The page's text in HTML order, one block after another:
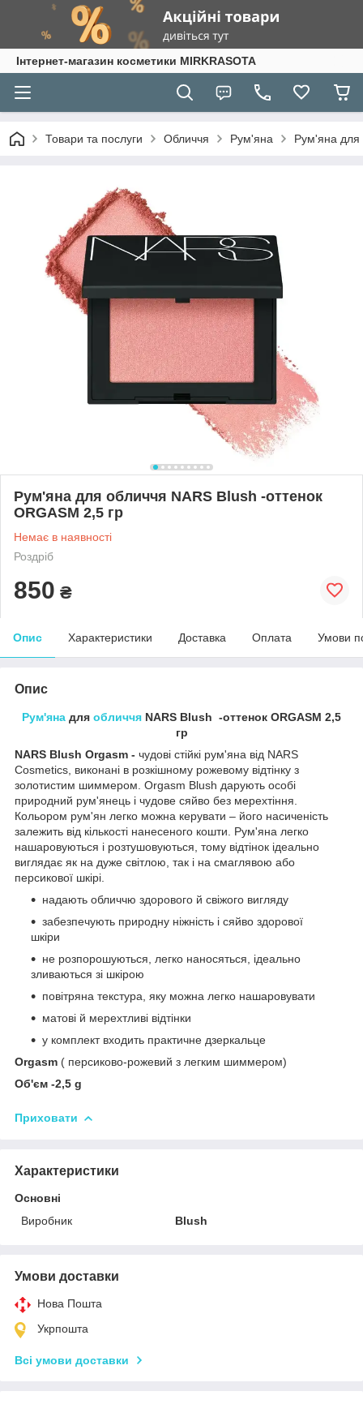
Інтернет-магазин косметики MIRKRASOTA
Товари та послуги Обличчя Рум'яна Рум'яна для
Рум'яна для обличчя NARS Blush -оттенок
ORGASM 2,5 гр
Немає в наявності
Роздріб
850 ₴
Опис Характеристики Доставка Оплата Умови
Опис
Рум'яна для обличчя NARS Blush -оттенок ORGASM 2,5
гр
NARS Blush Orgasm - чудові стійкі рум'яна від NARS
Cosmetics, виконані в розкішному рожевому відтінку з
золотистим шиммером. Orgasm Blush дарують особі
природний рум'янець і чудове сяйво без мерехтіння.
Кольором рум'ян легко можна керувати – його насиченість
залежить від кількості нанесеного кошти. Рум'яна легко
нашаровуються і розтушовуються, тому відтінок ідеально
виглядає як на дуже світлою, так і на смаглявою або
персикової шкірі.
надають обличчю здорового й свіжого вигляду
забезпечують природну ніжність і сяйво здорової
шкіри
не розпорошуються, легко наносяться, ідеально
зливаються зі шкірою
повітряна текстура, яку можна легко нашаровувати
матові й мерехтливі відтінки
у комплект входить практичне дзеркальце
Orgasm ( персиково-рожевий з легким шиммером)
Об'єм -2,5 g
Приховати
Характеристики
Основні
Виробник
Blush
Умови доставки
Нова Пошта
Укрпошта
Всі умови доставки